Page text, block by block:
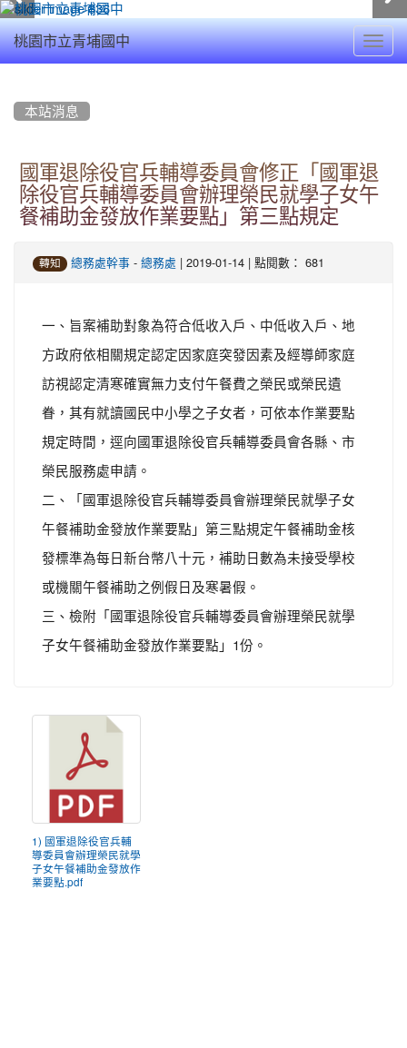
桃園市立青埔國中
本站消息
國軍退除役官兵輔導委員會修正「國軍退
除役官兵輔導委員會辦理榮民就學子女午
餐補助金發放作業要點」第三點規定
轉知 總務處幹事 - 總務處 | 2019-01-14 | 點閱數： 681
一、旨案補助對象為符合低收入戶、中低收入戶、地
方政府依相關規定認定因家庭突發因素及經導師家庭
訪視認定清寒確實無力支付午餐費之榮民或榮民遺
眷，其有就讀國民中小學之子女者，可依本作業要點
規定時間，逕向國軍退除役官兵輔導委員會各縣、市
榮民服務處申請。
二、「國軍退除役官兵輔導委員會辦理榮民就學子女
午餐補助金發放作業要點」第三點規定午餐補助金核
發標準為每日新台幣八十元，補助日數為未接受學校
或機關午餐補助之例假日及寒暑假。
三、檢附「國軍退除役官兵輔導委員會辦理榮民就學
子女午餐補助金發放作業要點」1份。
1) 國軍退除役官兵輔
導委員會辦理榮民就學
子女午餐補助金發放作
業要點.pdf